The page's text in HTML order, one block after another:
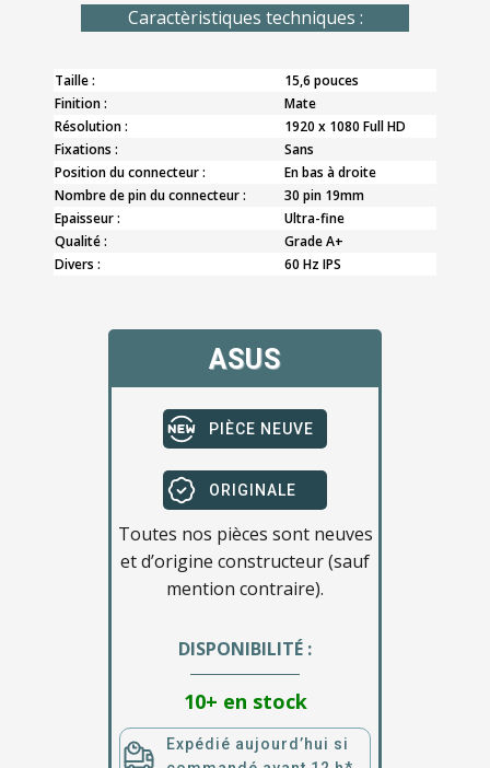
Caractèristiques techniques :
Taille :
15,6 pouces
Finition :
Mate
Résolution :
1920 x 1080 Full HD
Fixations :
Sans
Position du connecteur :
En bas à droite
Nombre de pin du connecteur :
30 pin 19mm
Epaisseur :
Ultra-fine
Qualité :
Grade A+
Divers :
60 Hz IPS
ASUS
PIÈCE NEUVE
ORIGINALE
Toutes nos pièces sont neuves
et d’origine constructeur (sauf
mention contraire).
DISPONIBILITÉ :
10+ en stock
Expédié aujourd’hui si